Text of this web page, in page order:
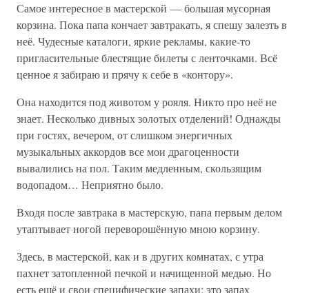
Самое интересное в мастерской — большая мусорная
корзина. Пока папа кончает завтракать, я спешу залезть в
неё. Чудесные каталоги, яркие рекламы, какие-то
пригласительные блестящие билеты с ленточками. Всё
ценное я забираю и прячу к себе в «контору».
Она находится под животом у рояля. Никто про неё не
знает. Несколько дивных золотых отделений! Однажды
при гостях, вечером, от слишком энергичных
музыкальных аккордов все мои драгоценности
вывалились на пол. Таким медленным, скользящим
водопадом… Неприятно было.
Входя после завтрака в мастерскую, папа первым делом
утаптывает ногой переворошённую мною корзину.
Здесь, в мастерской, как и в других комнатах, с утра
пахнет затопленной печкой и начищенной медью. Но
есть ещё и свои специфические запахи: это запах